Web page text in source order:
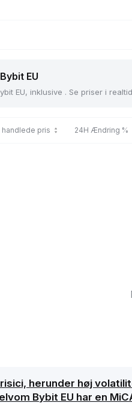
EU
EU, inklusive . Se priser i
handlede pris 24H Ændring %
herunder høj
Bybit EU har en